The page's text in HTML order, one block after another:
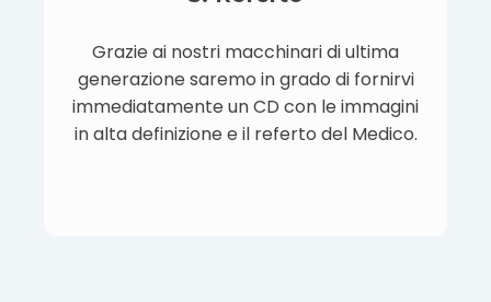
Grazie ai nostri macchinari di ultima
generazione saremo in grado di fornirvi
immediatamente un CD con le immagini
in alta definizione e il referto del Medico.